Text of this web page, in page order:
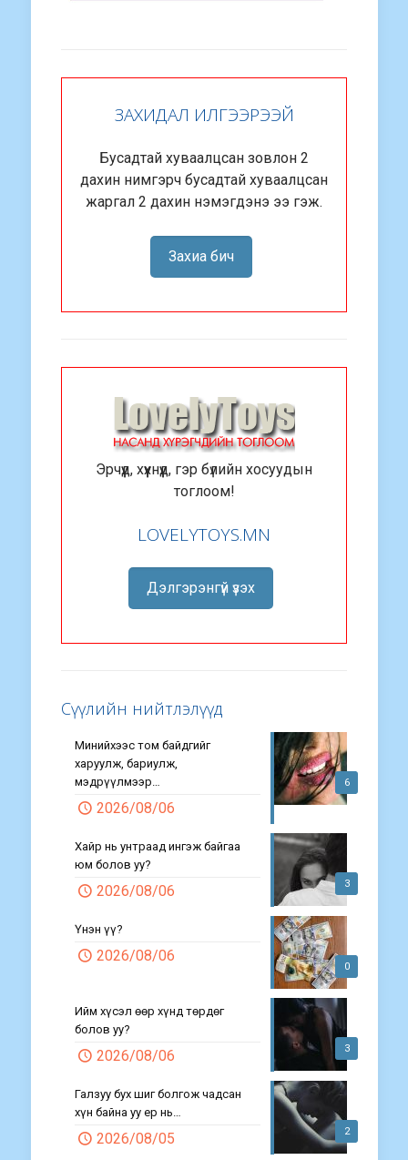
ЗАХИДАЛ ИЛГЭЭРЭЭЙ
Бусадтай хуваалцсан зовлон 2
дахин нимгэрч бусадтай хуваалцсан
жаргал 2 дахин нэмэгдэнэ ээ гэж.
Захиа бич
Эрчүүд, хүүхнүүд, гэр бүлийн хосуудын
тоглоом!
LOVELYTOYS.MN
Дэлгэрэнгүй үзэх
Сүүлийн нийтлэлүүд
6
Минийхээс том байдгийг
харуулж, бариулж,
мэдрүүлмээр…
2026/08/06
3
Хайр нь унтраад ингэж байгаа
юм болов уу?
2026/08/06
0
Үнэн үү?
2026/08/06
3
Ийм хүсэл өөр хүнд төрдөг
болов уу?
2026/08/06
2
Галзуу бух шиг болгож чадсан
хүн байна уу ер нь…
2026/08/05